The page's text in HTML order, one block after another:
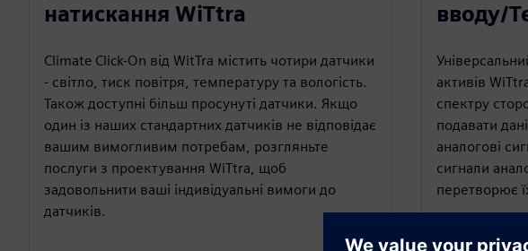
натискання WiTtra
Climate Click-On від WitTra містить чотири датчики
- світло, тиск повітря, температуру та вологість.
Також доступні більш просунуті датчики. Якщо
один із наших стандартних датчиків не відповідає
вашим вимогливим потребам, розгляньте
послуги з проектування WiTtra, щоб
задовольнити ваші індивідуальні вимоги до
датчиків.
вводу/
активів
спектру
подавати
аналогові
сигнали
перетворює